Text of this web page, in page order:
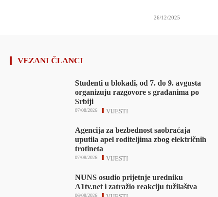
26/12/2025
VEZANI ČLANCI
Studenti u blokadi, od 7. do 9. avgusta
organizuju razgovore s građanima po
Srbiji
VIJESTI
07/08/2026
Agencija za bezbednost saobraćaja
uputila apel roditeljima zbog električnih
trotineta
VIJESTI
07/08/2026
NUNS osudio prijetnje uredniku
A1tv.net i zatražio reakciju tužilaštva
06/08/2026